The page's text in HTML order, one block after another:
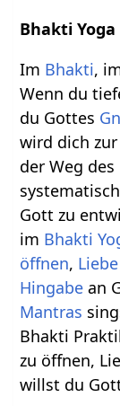
Bhakti Yoga
Im Bhakti,
Wenn du
du Gottes
wird dich zur
der Weg des
Gott zu
im Bhakti
öffnen, Liebe
Hingabe an
Mantras
Bhakti
zu öffnen,
willst du